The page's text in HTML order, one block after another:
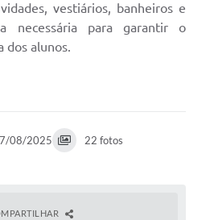
vestiários, banheiros e
necessária para garantir o
dos alunos.
08/2025 22 fotos